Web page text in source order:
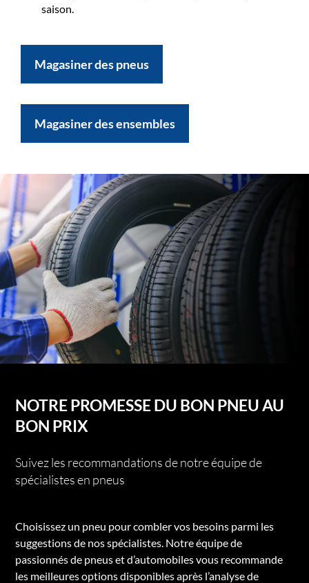
saison.
Magasiner des pneus
Magasiner des ensembles
NOTRE PROMESSE DU BON PNEU AU
BON PRIX
Suivez les recommandations de notre équipe de
spécialistes en pneus
Choisissez un pneu pour combler vos besoins parmi les
suggestions de nos spécialistes. Notre équipe de
passionnés de pneus et d’automobiles vous recommande
les meilleures options disponibles après l’analyse de